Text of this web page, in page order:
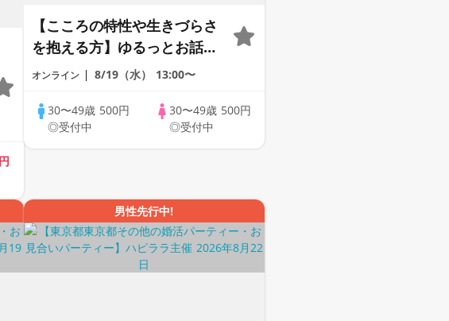
【こころの特性や生きづらさ
を抱える方】ゆるっとお話し
会《30代40代限定》＠オンラ
オンライン 8/19（水） 13:00〜
30〜49歳 500円
◎受付中
30〜49歳 500円
◎受付中
男性先行中!